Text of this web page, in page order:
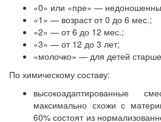
«0» или «пре» —
«1» — возраст от 0 до 6 мес.;
«2» — от 6 до 12 мес.;
«3» — от 12 до 3 лет;
«молочко» — для детей
По химическому составу:
максимально схожи с
60% состоят из